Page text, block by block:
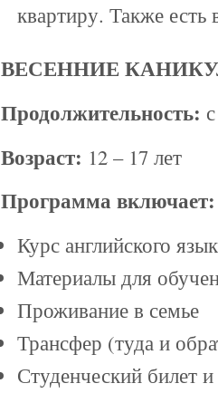
квартиру. Также
ВЕСЕННИЕ
Продолжительность:
Возраст: 12 – 17 лет
Программа включает:
Курс английского
Материалы для
Проживание в семье
Трансфер (туда и
Студенческий билет и